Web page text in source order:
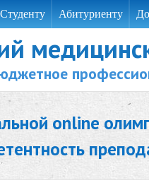
Студенту Абитуриенту
online